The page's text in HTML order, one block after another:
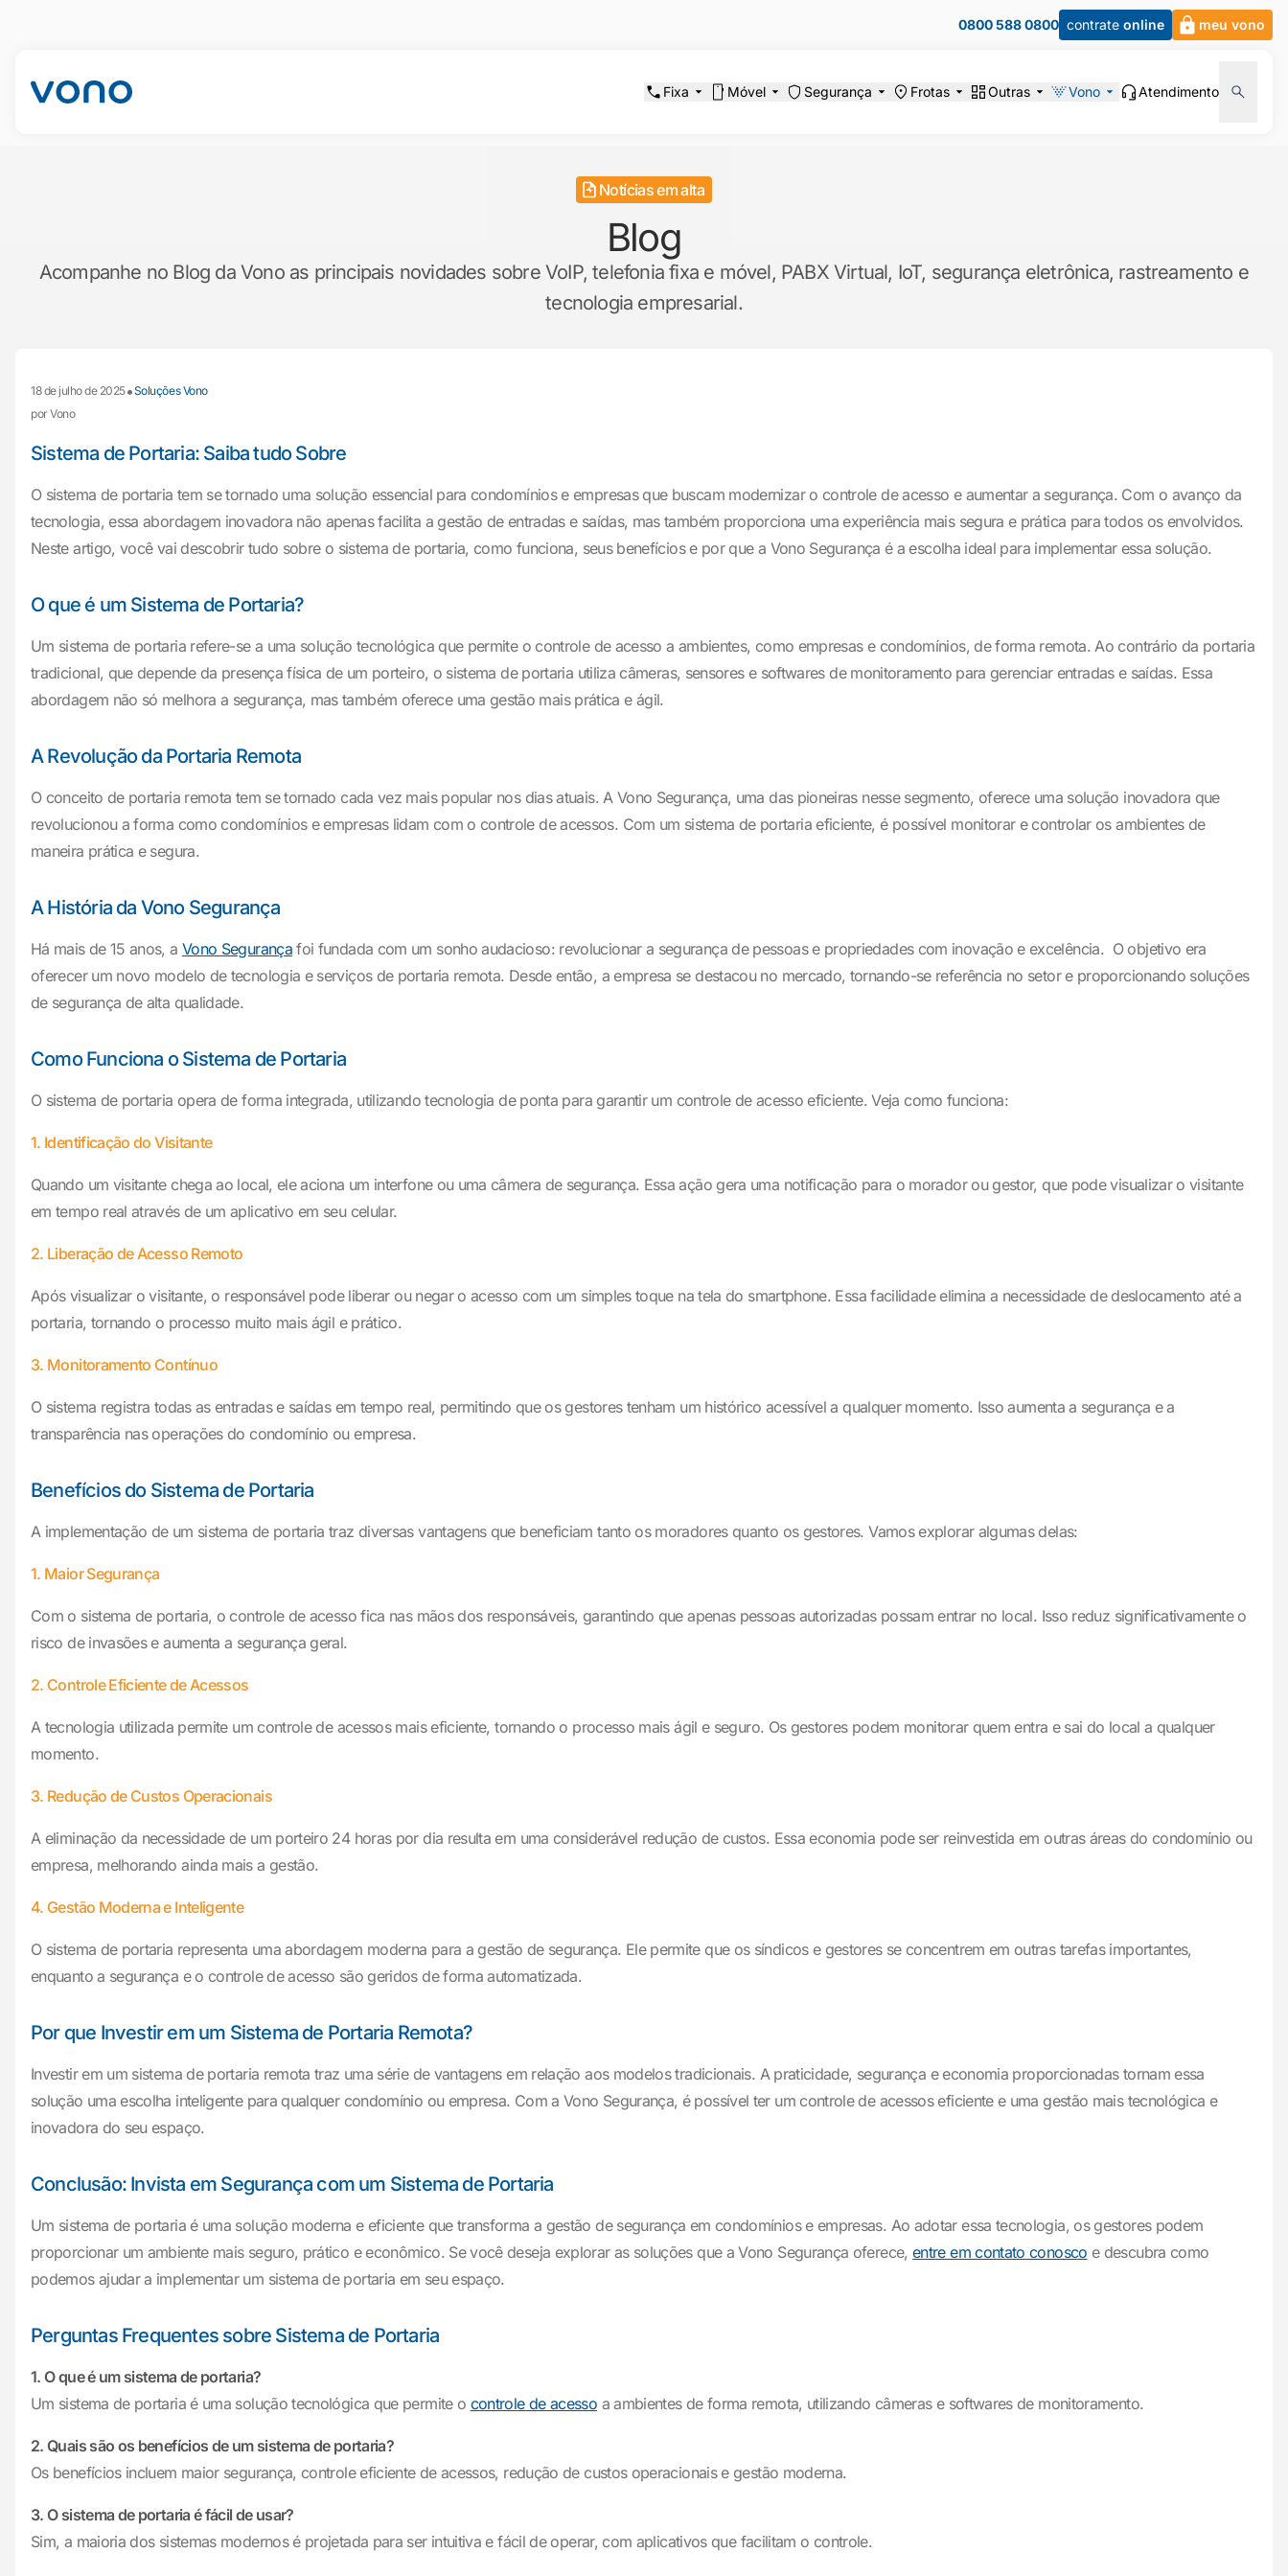
0800 588 0800 contrate online meu vono
Fixa Móvel Segurança Frotas Outras Vono Atendimento
Notícias em alta
Blog
Acompanhe no Blog da Vono as principais novidades sobre VoIP, telefonia fixa e móvel, PABX Virtual, IoT, segurança eletrônica, rastreamento e
tecnologia empresarial.
18 de julho de 2025•Soluções Vono
por Vono
Sistema de Portaria: Saiba tudo Sobre
O sistema de portaria tem se tornado uma solução essencial para condomínios e empresas que buscam modernizar o controle de acesso e aumentar a segurança. Com o avanço da
tecnologia, essa abordagem inovadora não apenas facilita a gestão de entradas e saídas, mas também proporciona uma experiência mais segura e prática para todos os envolvidos.
Neste artigo, você vai descobrir tudo sobre o sistema de portaria, como funciona, seus benefícios e por que a Vono Segurança é a escolha ideal para implementar essa solução.
O que é um Sistema de Portaria?
Um sistema de portaria refere-se a uma solução tecnológica que permite o controle de acesso a ambientes, como empresas e condomínios, de forma remota. Ao contrário da portaria
tradicional, que depende da presença física de um porteiro, o sistema de portaria utiliza câmeras, sensores e softwares de monitoramento para gerenciar entradas e saídas. Essa
abordagem não só melhora a segurança, mas também oferece uma gestão mais prática e ágil.
A Revolução da Portaria Remota
O conceito de portaria remota tem se tornado cada vez mais popular nos dias atuais. A Vono Segurança, uma das pioneiras nesse segmento, oferece uma solução inovadora que
revolucionou a forma como condomínios e empresas lidam com o controle de acessos. Com um sistema de portaria eficiente, é possível monitorar e controlar os ambientes de
maneira prática e segura.
A História da Vono Segurança
Há mais de 15 anos, a Vono Segurançafoi fundada com um sonho audacioso: revolucionar a segurança de pessoas e propriedades com inovação e excelência. O objetivo era
oferecer um novo modelo de tecnologia e serviços de portaria remota. Desde então, a empresa se destacou no mercado, tornando-se referência no setor e proporcionando soluções
de segurança de alta qualidade.
Como Funciona o Sistema de Portaria
O sistema de portaria opera de forma integrada, utilizando tecnologia de ponta para garantir um controle de acesso eficiente. Veja como funciona:
1. Identificação do Visitante
Quando um visitante chega ao local, ele aciona um interfone ou uma câmera de segurança. Essa ação gera uma notificação para o morador ou gestor, que pode visualizar o visitante
em tempo real através de um aplicativo em seu celular.
2. Liberação de Acesso Remoto
Após visualizar o visitante, o responsável pode liberar ou negar o acesso com um simples toque na tela do smartphone. Essa facilidade elimina a necessidade de deslocamento até a
portaria, tornando o processo muito mais ágil e prático.
3. Monitoramento Contínuo
O sistema registra todas as entradas e saídas em tempo real, permitindo que os gestores tenham um histórico acessível a qualquer momento. Isso aumenta a segurança e a
transparência nas operações do condomínio ou empresa.
Benefícios do Sistema de Portaria
A implementação de um sistema de portaria traz diversas vantagens que beneficiam tanto os moradores quanto os gestores. Vamos explorar algumas delas:
1. Maior Segurança
Com o sistema de portaria, o controle de acesso fica nas mãos dos responsáveis, garantindo que apenas pessoas autorizadas possam entrar no local. Isso reduz significativamente o
risco de invasões e aumenta a segurança geral.
2. Controle Eficiente de Acessos
A tecnologia utilizada permite um controle de acessos mais eficiente, tornando o processo mais ágil e seguro. Os gestores podem monitorar quem entra e sai do local a qualquer
momento.
3. Redução de Custos Operacionais
A eliminação da necessidade de um porteiro 24 horas por dia resulta em uma considerável redução de custos. Essa economia pode ser reinvestida em outras áreas do condomínio ou
empresa, melhorando ainda mais a gestão.
4. Gestão Moderna e Inteligente
O sistema de portaria representa uma abordagem moderna para a gestão de segurança. Ele permite que os síndicos e gestores se concentrem em outras tarefas importantes,
enquanto a segurança e o controle de acesso são geridos de forma automatizada.
Por que Investir em um Sistema de Portaria Remota?
Investir em um sistema de portaria remota traz uma série de vantagens em relação aos modelos tradicionais. A praticidade, segurança e economia proporcionadas tornam essa
solução uma escolha inteligente para qualquer condomínio ou empresa. Com a Vono Segurança, é possível ter um controle de acessos eficiente e uma gestão mais tecnológica e
inovadora do seu espaço.
Conclusão: Invista em Segurança com um Sistema de Portaria
Um sistema de portaria é uma solução moderna e eficiente que transforma a gestão de segurança em condomínios e empresas. Ao adotar essa tecnologia, os gestores podem
proporcionar um ambiente mais seguro, prático e econômico. Se você deseja explorar as soluções que a Vono Segurança oferece, entre em contato conosco e descubra como
podemos ajudar a implementar um sistema de portaria em seu espaço.
Perguntas Frequentes sobre Sistema de Portaria
1. O que é um sistema de portaria?
Um sistema de portaria é uma solução tecnológica que permite o controle de acesso a ambientes de forma remota, utilizando câmeras e softwares de monitoramento.
2. Quais são os benefícios de um sistema de portaria?
Os benefícios incluem maior segurança, controle eficiente de acessos, redução de custos operacionais e gestão moderna.
3. O sistema de portaria é fácil de usar?
Sim, a maioria dos sistemas modernos é projetada para ser intuitiva e fácil de operar, com aplicativos que facilitam o controle.